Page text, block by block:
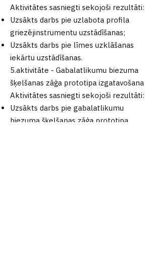
Aktivitātes sasniegti sekojoši rezultāti:
Uzsākts darbs pie uzlabota profila
griezējinstrumentu uzstādīšanas;
Uzsākts darbs pie līmes uzklāšanas
iekārtu uzstādīšanas.
5.aktivitāte - Gabalatlikumu biezuma
šķelšanas zāģa prototipa izgatavošana
Aktivitātes sasniegti sekojoši rezultāti:
Uzsākts darbs pie gabalatlikumu
biezuma šķelšanas zāģa prototipa